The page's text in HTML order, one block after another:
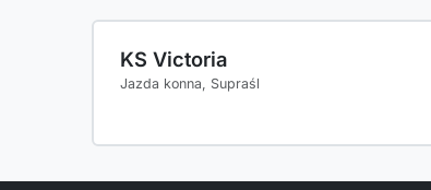
KS Victoria
Jazda konna, Supraśl